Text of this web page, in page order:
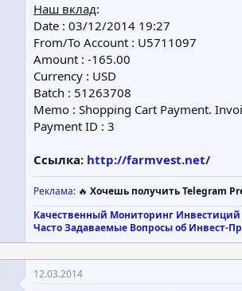
Наш вклад:
Date : 03/12/2014 19:27
From/To Account : U5711097
Amount : -165.00
Currency : USD
Batch : 51263708
Memo : Shopping Cart Payment.
Payment ID : 3
Ссылка: http://farmvest.net/
Реклама: 🔥 Хочешь получить Telegram
Качественный Мониторинг Инвестиций
Часто Задаваемые Вопросы об Инвест-
12.03.2014